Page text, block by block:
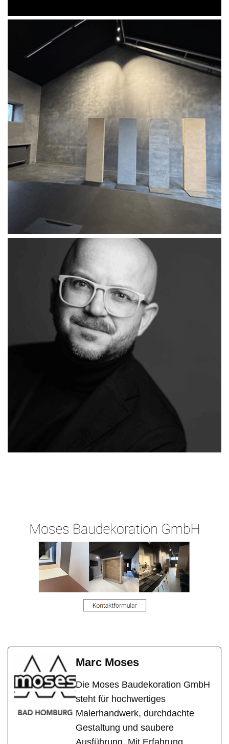
Marc Moses
Die Moses Baudekoration GmbH
steht für hochwertiges
Malerhandwerk, durchdachte
Gestaltung und saubere
Ausführung. Mit Erfahrung,